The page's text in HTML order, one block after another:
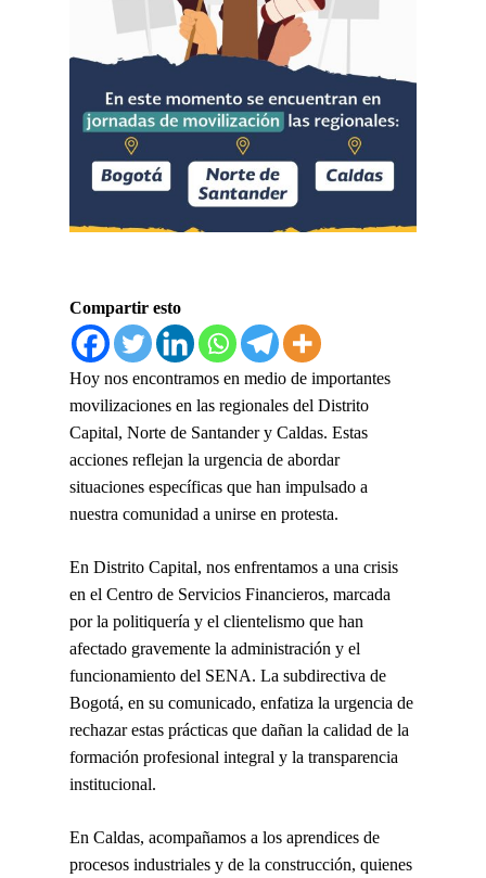
Compartir esto
Hoy nos encontramos en medio de importantes
movilizaciones en las regionales del Distrito
Capital, Norte de Santander y Caldas. Estas
acciones reflejan la urgencia de abordar
situaciones específicas que han impulsado a
nuestra comunidad a unirse en protesta.
En Distrito Capital, nos enfrentamos a una crisis
en el Centro de Servicios Financieros, marcada
por la politiquería y el clientelismo que han
afectado gravemente la administración y el
funcionamiento del SENA. La subdirectiva de
Bogotá, en su comunicado, enfatiza la urgencia de
rechazar estas prácticas que dañan la calidad de la
formación profesional integral y la transparencia
institucional.
En Caldas, acompañamos a los aprendices de
procesos industriales y de la construcción, quienes